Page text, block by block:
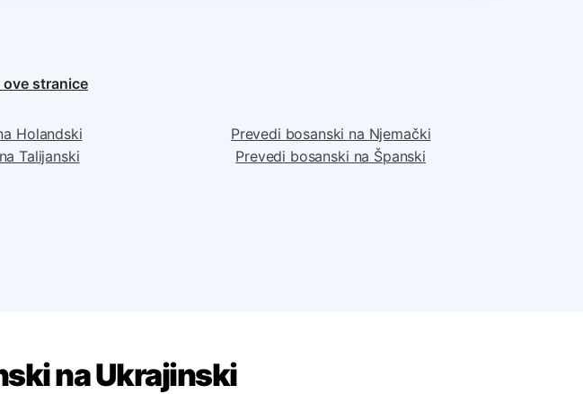
ove stranice
Holandski
Talijanski
Prevedi bosanski na Njemački
Prevedi bosanski na Španski
na Ukrajinski